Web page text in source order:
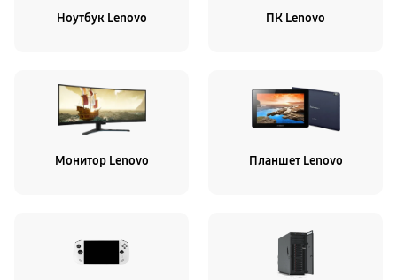
Ноутбук Lenovo ПК Lenovo
Монитор Lenovo Планшет Lenovo